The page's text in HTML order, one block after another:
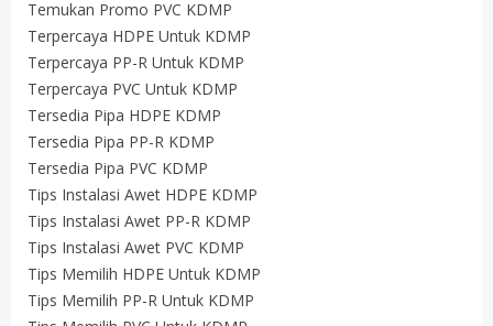
Temukan Promo PVC KDMP
Terpercaya HDPE Untuk KDMP
Terpercaya PP-R Untuk KDMP
Terpercaya PVC Untuk KDMP
Tersedia Pipa HDPE KDMP
Tersedia Pipa PP-R KDMP
Tersedia Pipa PVC KDMP
Tips Instalasi Awet HDPE KDMP
Tips Instalasi Awet PP-R KDMP
Tips Instalasi Awet PVC KDMP
Tips Memilih HDPE Untuk KDMP
Tips Memilih PP-R Untuk KDMP